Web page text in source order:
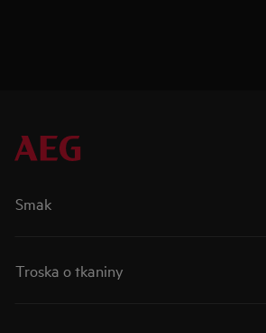
Smak
Troska o tkaniny